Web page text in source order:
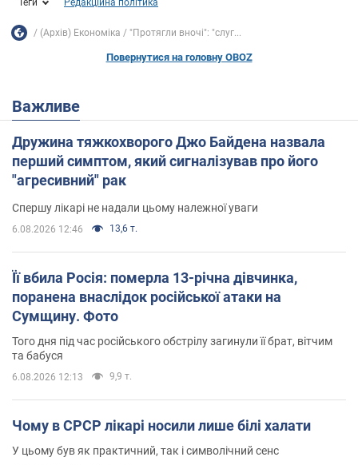
Теги Редакційна політика
(Архів) Економіка "Протягли вночі": "слуг...
Повернутися на головну OBOZ
Важливе
Дружина тяжкохворого Джо Байдена назвала
перший симптом, який сигналізував про його
"агресивний" рак
Спершу лікарі не надали цьому належної уваги
6.08.2026 12:46 13,6 т.
Її вбила Росія: померла 13-річна дівчинка,
поранена внаслідок російської атаки на
Сумщину. Фото
Того дня під час російського обстрілу загинули її брат, вітчим
та бабуся
6.08.2026 12:13 9,9 т.
Чому в СРСР лікарі носили лише білі халати
У цьому був як практичний, так і символічний сенс